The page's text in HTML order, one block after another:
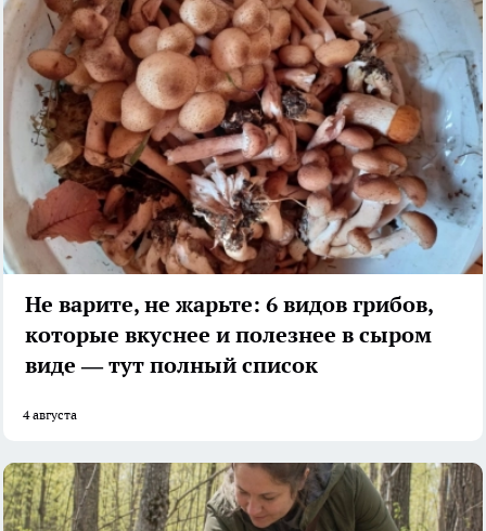
Не варите, не жарьте: 6 видов грибов,
которые вкуснее и полезнее в сыром
виде — тут полный список
4 августа